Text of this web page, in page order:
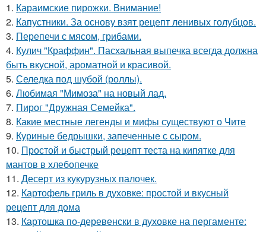
1. Караимские пирожки. Внимание!
2. Капустники. За основу взят рецепт ленивых голубцов.
3. Перепечи с мясом, грибами.
4. Кулич "Краффин". Пасхальная выпечка всегда должна
быть вкусной, ароматной и красивой.
5. Селедка под шубой (роллы).
6. Любимая "Мимоза" на новый лад.
7. Пирог "Дружная Семейка".
8. Какие местные легенды и мифы существуют о Чите
9. Куриные бедрышки, запеченные с сыром.
10. Простой и быстрый рецепт теста на кипятке для
мантов в хлебопечке
11. Десерт из кукурузных палочек.
12. Картофель гриль в духовке: простой и вкусный
рецепт для дома
13. Картошка по-деревенски в духовке на пергаменте: